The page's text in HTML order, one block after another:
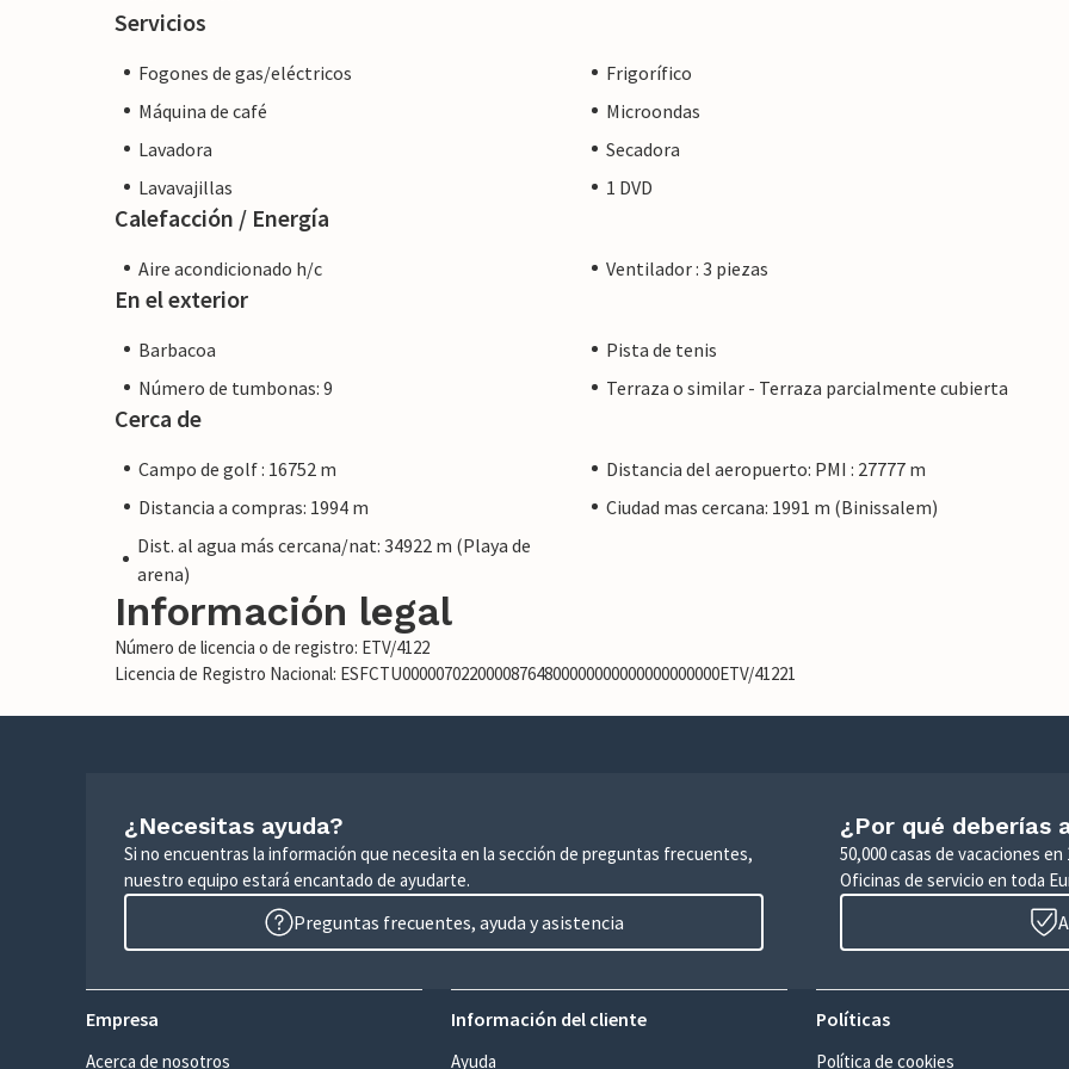
unas vistas incomparables de la sierra de Tramuntana. Binissalem es conocida por su
minutos en coche.
Servicios
Fogones de gas/eléctricos
Frigorífico
Máquina de café
Microondas
Lavadora
Secadora
Lavavajillas
1 DVD
Calefacción / Energía
Aire acondicionado h/c Ventilador : 3 piezas
En el exterior
Barbacoa
Pista de tenis
Número de tumbonas: 9
Terraza o similar - Terraza parcialmente cubierta
Cerca de
Campo de golf : 16752 m
Distancia del aeropuerto: PMI : 27777 m
Distancia a compras: 1994 m
Ciudad mas cercana: 1991 m (Binissalem)
Dist. al agua más cercana/nat: 34922 m (Playa de
arena)
Información legal
Número de licencia o de registro: ETV/4122
Licencia de Registro Nacional: ESFCTU00000702200008764800000000000000000000ETV/41221
¿Necesitas ayuda?
Si no encuentras la información que necesita en la sección de preguntas frecuentes,
nuestro equipo estará encantado de ayudarte.
Preguntas frecuentes, ayuda y asistencia
¿Por qué deberías
50,000 casas de vacaciones
Oficinas de servicio en toda
Empresa
Acerca de nosotros
Información del cliente
Ayuda
Políticas
Política de cookies